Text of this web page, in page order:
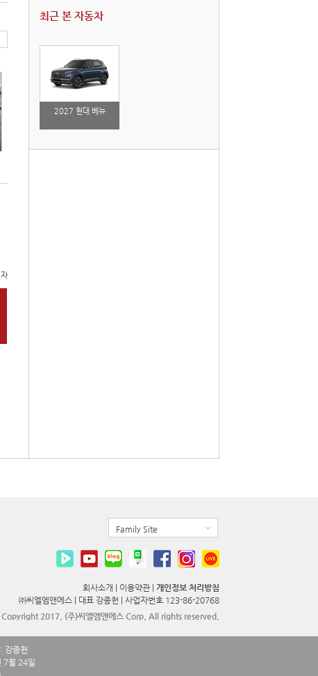
최근 본 자동차
2027 현대 베뉴
Family Site
회사소개 | 이용약관 | 개인정보 처리방침
㈜씨엘엠앤에스 | 대표 강종헌 | 사업자번호 123-86-20768
Copyright 2017. (주)씨엘엠앤에스 Corp. All rights reserved.
강종헌
7월 24일